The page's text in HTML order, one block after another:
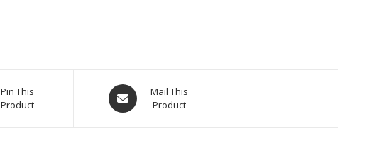
Pin This
Product
Mail This
Product